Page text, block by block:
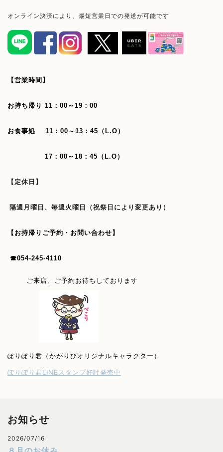
オンライン決済により、最短営業日での発送が可能です
【営業時間】
お持ち帰り 11：00～19：00
お食事処 11：00～13：45（L.O）
17：00～18：45（L.O）
【定休日】
隔週月曜日、毎週火曜日（祝祭日により変更あり）
【お持帰りご予約・お問い合わせ】
☎054-245-4110
ご来店、ご予約お待ちしております
ぽりぽり君（かがりびオリジナルキャラクター）
ぽりぽり君LINEスタンプ好評発売中
お知らせ
2026/07/16